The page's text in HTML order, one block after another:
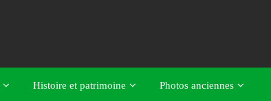
Histoire et patrimoine Photos anciennes